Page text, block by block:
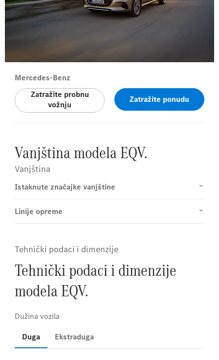
Mercedes-Benz
Zatražite probnu
vožnju
Zatražite ponudu
Vanjština modela EQV.
Vanjština
Istaknute značajke vanjštine
Linije opreme
Tehnički podaci i dimenzije
Tehnički podaci i dimenzije
modela EQV.
Duga Ekstraduga